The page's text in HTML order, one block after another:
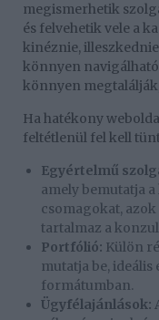
megismerhetik
és felvehetik vele a
kinéznie,
könnyen
könnyen
Ha hatékony
feltétlenül fel kell
Egyértelmű
amely bemutatja
csomagokat,
tartalmaz a
Portfólió: Külön
mutatja be,
formátumban.
Ügyfélajánlások: